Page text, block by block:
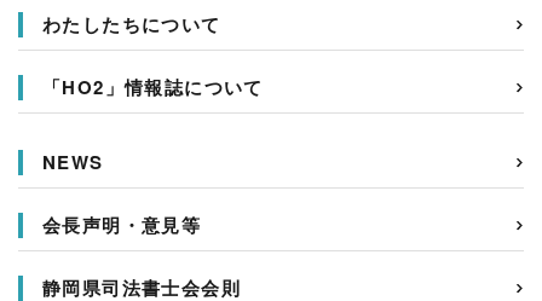
わたしたちについて
「HO2」情報誌について
NEWS
会長声明・意見等
静岡県司法書士会会則